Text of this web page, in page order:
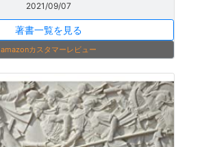
2021/09/07
著書一覧を見る
amazonカスタマーレビュー